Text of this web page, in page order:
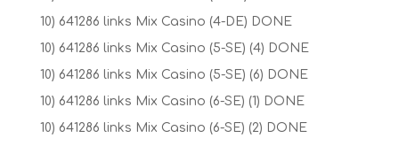
10) 641286 links Mix Casino (4-DE) DONE
10) 641286 links Mix Casino (5-SE) (4) DONE
10) 641286 links Mix Casino (5-SE) (6) DONE
10) 641286 links Mix Casino (6-SE) (1) DONE
10) 641286 links Mix Casino (6-SE) (2) DONE